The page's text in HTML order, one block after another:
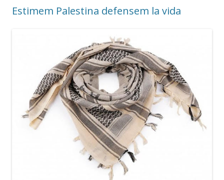
Estimem Palestina defensem la vida